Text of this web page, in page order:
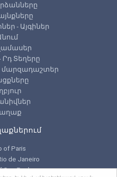
- Այգիներ
Րդ Տեղերը
մարզադաշտեր
of Paris
de Janeiro
Sao Paulo